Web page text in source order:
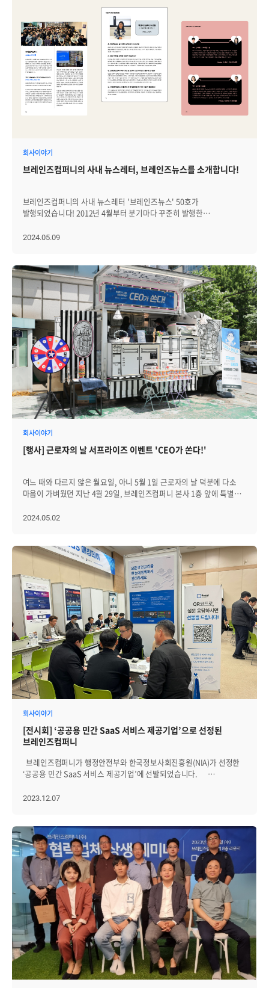
전사적인 투명성을 강화했던 Ford의 사례처럼, 투명한 소통은 결국
함께 성공을 만드는 필수 요소입니다. [2] 명확하고 지속적인 피드백
기업 내에서 명확하고 빠른 피드백은 회사의 성장과 개인의 발전에
중요한 역할을 합니다. 먼저 빠른 피드백은 구성원의 비효율적인 행동을
즉시 보완할 수 있도록 돕습니다. 이는 학습 곡선을 가속화하고,
비효율적인 업무 방식이 고착화되는 것을 방지합니다. 긍정적인
피드백의 경우에는 직원의 자신감을 높이고, 부정적인 피드백은 성장을
위한 동기를 제공합니다. 또한 피드백을 통해 리더와 팀원 간의 소통이
자주 이루어지면 서로의 신뢰를 높이고 관계를 강화할 수 있습니다.
실례로 Adobe는 연간 성과 평가 시스템을 폐지하고, 리더와 팀원이
증가했다고 밝혔습니다. │모든 구성원의 '명확한 목표 의식의 공유'
1962년 미국 대통령 존 F. 케네디가 NASA를 방문했을 때 구내를
돌아다니며 여러 직원들에게 그들이 무슨 일을 하고 있는지를 물었다고
달 탐사를 통해 미국을 우주 경쟁에서 승리하게 하는 일을 하고
있습니다.' 이 청소부의 답변은 NASA의 목표인 '달 탐사'라는 목표에
단적으로 보여줬습니다. 결국 달 탐사에 성공한 NASA 이 이야기에서 볼
만족감과 목적의식을 제공하며, 일상적인 업무가 얼마나 중요한지를
깨닫게 하죠. 이를 실천하기 위한 구체적인 방법과 사례를
살펴보겠습니다. [1] 목표 공유 세션(미팅) 진행 주기적으로 타운홀 미팅
등의 전사 세션을 통해 모든 구성원이 회사의 목표와 방향성을 이해하고,
그들의 일상 업무가 전체 목표에 어떻게 기여하는지를 설명하는 시간이
필요합니다. 주기적인 전사 미팅을 통해 경영진과 직원 간의 직접적인
소통을 강화하고, 회사의 달성해야 할 큰 목표와 각 팀 및 개인의
기여도를 명확하게 공유하는 것이 중요합니다. [2] 성공 스토리의
주기적인 공유 스타벅스는 직원들이 고객 서비스를 통해 어떻게 회사의
비전인 '제3의 장소'를 실현하고 있는지를 매월 공유합니다. 이런 스토리
공유는 다른 직원들에게 영감을 주고, 개인의 노력이 전체적인 회사
비전에 어떻게 기여하는지 명확하게 알게 하죠. 구성원들의 성공 사례를
정기적으로 공유하고, 그들의 성과가 조직의 전체 목표와 어떻게
연결되는지 강조한다면 모든 구성원의 소속감과 능률을 크게 높일 수
있습니다. [3] 개인과 회사 전체의 성과와 목표 연결 Deloitte는 개인의
직원이 자신의 일이 회사의 큰 그림에 어떻게 기여하는지 이해할 수
연결은 직원 개개인의 역할이 큰 목표 달성에 중요하다는 것을 강조하여
동기를 부여하고 참여를 촉진시킵니다. 위의 세 가지 방법뿐 아니라,
지속적으로 활용하는 방법도 명확한 목표의식 공유를 위한 좋은
어떻게 보면 새로울 것이 없는 내용이지만, 실제로 적용하고 꾸준히
적용하는 것에는 적지 않은 노력이 필요한 것이 사실입니다. 하지만
꾸준히 함께 성과를 만들기 위한 필수 요소이기에, '천 리 길도 한
걸음부터'라는 오랜 속담을 떠올리며, 오늘부터 하나씩 적용해 보는
것은 어떨까요?
틈틈이 어깨너머로 익혀둔 스킬들을 기반으로 회사 생활을 하지만,
가끔씩은 '이런 질문까지 해도 될까?' 혹은 '내가 지금 어떻게 말하고
행동하는 게 맞을까?'하는 생각이 들기도 하는데요. 이러한 고민들을
해결하고, 조금 더 수월한 직장 생활을 만들기 위한 '비즈니스 매너
세미나'가 지난 4월 8일 진행되었습니다. 한국 CS 경영연구소의 도영태
이사님을 초청하여 진행된 이번 세미나에서 나온 내용 중, '꼭 알아야 할
비즈니스 매너와 에티켓 세 가지'를 함께 알아보겠습니다. 효과적인
의사소통을 위한 방법, BMW?! 꼭 알아야 할 비즈니스 에티켓 첫 번째
직장 내 동료들과 소통할 때에는 꼭 지켜져야 할 기본 언어 예절이
무엇보다 중요한 비즈니스 요소입니다. 따라서 효과적인 의사소통을
소통 방법을 체크해 보고 실행 보는 것이 중요합니다. 이날 세미나에서는
진행했는데요. 짧은 시간이었지만 이 과정을 통해 서로 존중하는 대화의
기본인 상대방을 공감하는 것이며, 이를 바탕으로 소통하는 것이 얼마나
중요한지 체감할 수 있었던 의미 있는 시간이었습니다. 보고서에 꼭
직장에서의 '문서 작성'은 원활한 의사소통만큼이나 중요하고 필수적인
직장 생활의 처음과 끝이라고도 할 수 있죠. 물론 문서 작성이 그 사람의
모든 능력을 평가하는 유일한 요소는 아니지만, 직장 내에서 좋은 평가를
받고 성과를 만드는 중요한 요소인 것은 확실합니다. 그렇다면 보고서에
담겨야 할 핵심 키워드는 무엇일까요? 기본적으로 총 5가지 핵심적인
키워드가 들어가야 하는데요. 이 중에서도 '결론(핵심), 근거(논리적
장치), 어떻게(방향성)' 이 3가지 필수 요소는 꼭 들어가야 합니다. 첫
단계에서 전체 내용을 요약하면서도 핵심적인 메시지를 명확하고
간결하게 전달해야 하며, 이를 보완하기 위해서는 신뢰할 수 있는
데이터와 통계/사례연구/전문가 의견 등을 포함시켜야 하죠. 또한
제안된 결론을 실제로 구현하기 위한 구체적인 계획을 설명할 수 있어야
합니다. 이메일 잘 쓰는 7가지 수칙! 꼭 알아야 할 비즈니스 에티켓 세
번째 이메일은 업무를 진행하는 데 있어 매우 중요한 커뮤니케이션 툴 중
하나입니다. 출근하자마자 '메일함 확인'으로 업무를 시작하는
직장인분들이 많으실 거라 생각합니다. 내가 작성한 보고서를 첨부하여
그리고 다른 회사 직원들과 소통할 때 등 정말 다양한 상황에서 메일이
사용되는데요. 이렇게 직장인들의 귀와 입이 되어주는 업무 메일을 잘
쓰는 방법을 7가지로 나눠볼 수 있습니다. 특히 4번에 '제목 부분은
쓰지 않은 것이 중요합니다. 예를 들어 '안녕하세요. 영업팀
홍길동입니다'라는 제목은 지양해야 하죠. 이 외에도 리스트에 있는
기본적인 커뮤니케이션 방법부터 보고서와 이메일 작성 방법, 그리고 그
시간이었습니다. '동료와 함께 협력하여 성과를 만드는 것'이 더욱
중요해지는 가운데, 기본 비즈니스 매너를 갖추도록 노력하면서 아래의
질문을 끊임없이 스스로 해보는 것도 중요하다고 생각합니다. 지금 나는
함께 일하고 싶은 좋은 동료인가? [ 붙임 ] 브레인즈컴퍼니는 교육비/
자격증 취득 지원, 외부 강사 초빙 강연, 사내 도서관, 세미나 진행 등
직원들의 역량을 높이기 위한 다양한 지원을 하고 있습니다. 또한 전
직원 해외연수, 해외 연수단 파견, 인센티브 제도 등 다양한 제도를
운용하며 함께 성장하고 보람을 느낄 수 있도록 노력하고 있습니다.
회사이야기
브레인즈컴퍼니의 사내 뉴스레터, 브레인즈뉴스를 소개합니다!
브레인즈컴퍼니의 사내 뉴스레터 '브레인즈뉴스' 50호가
발행되었습니다! 2012년 4월부터 분기마다 꾸준히 발행한
아니라 브레인즈컴퍼니 구성원들 서로 알아가고 소통하자는 취지로
이번 브레인즈뉴스의 가장 메인 콘텐츠부터 살펴보겠습니다. BRAINZ
LENS 이번 호에는 브레인저가 어떻게 일하는지 구체적으로 들여다볼 수
있는 '브레인즈렌즈'라는 새로운 코너를 준비했어요. 이번에 첫 번째
주인공은 전략사업본부에 프리세일즈팀이었는데요. 프리세일즈
구성원분들은 어떻게 일하고 있는지, 한 고객사의 최초 인입부터
설치까지의 과정을 생생히 소개했습니다. RELAY 숏터뷰
브레인즈뉴스는 매호 릴레이식으로 'RELAY 숏터뷰'를 진행하고
있습니다. 릴레이 숏터뷰는 브레인저가 애정 하는 아이템뿐만 아니라
좋아하는 관심사, 취미, 자기 계발 등! 다양한 이야기를 통해
'브레인저'분들을 더 폭넓게 알아 갈 수 있는 코너입니다. 이번 50호에는
인프라웹팀의 6인 6색의 매력을 확인할 수 있었습니다! 목적 있는 수다
각 분야 전문가가 소개하는 보고, 읽고, 듣고, 맛보고, 가보면 좋을
다양한 정보들을 소개하는 '목적있는 수다' 코너도 새롭게
준비했습니다. 브레인저의 퇴근 후와 주말이 더욱 풍성해질 수 있을 것
같아요! 이 밖에도 브레인즈뉴스에는 다양한 콘텐츠들이 있습니다. 매
알아가는 '뉴-브레인저' 인터뷰, 브레인저에게 감사한 마음을 전하는
있는 '보이서 오브 더브레인즈' 등! 구성원 모두가 조금이라도 더
가까워질 수 있는 콘텐츠를 만들기 위해 최선을 다하고 있습니다.
브레인즈뉴스는 내부 온라인 커뮤니티와 전체 메일에서 확인할 수도
확인할 수 있습니다. 아무리 뛰어난 지성이나 전략을 가지고 있어도 혼자
공동 창립자) 브레인즈뉴스를 통해 활발하게 소통하여 최고의 팀워크를
만들고, 그 팀워크를 바탕으로 최고의 가치를 만들어내는
브레인즈컴퍼니가 되겠습니다.
2024.05.09
회사이야기
[행사] 근로자의 날 서프라이즈 이벤트 'CEO가 쏜다!'
여느 때와 다르지 않은 월요일, 아니 5월 1일 근로자의 날 덕분에 다소
마음이 가벼웠던 지난 4월 29일, 브레인즈컴퍼니 본사 1층 앞에 특별한
1층 앞에 등장한 차량은 예쁜 외관을 갖춘 커피차였습니다! 브레인즈
준비된 게 아니었습니다. 아메리카노, 카페라떼, 바닐라라떼 등의
커피류부터 리버레몬에이드, 핑크 리치 에이드, 샤인 머스캣 에이드,
뱅쇼 에이드와 같은 에이드류와 티! 그리고... 달콤하고 신선한 다양한
과일이 담긴 과일 컵까지 준비되어 있었습니다! '브레인즈 그룹 모두
모여라!'라는 팻말처럼, 커피차 이벤트 앞에 구성원분들이 삼삼오오
모이기 시작했는데요. 어떤 메뉴를 고를지 화기애애한 웃음과 목소리가
끊이질 않았습니다. "갑자기 1층에 커피차가 있어서 깜짝 놀랐어요.
선근 님이 앞치마 하면서 서빙해 주셨던 모습도 인상적이었습니다
(웃음). 특히 음료에 붙어있던 '여러분이 있어 정말 든든합니다'라는
문장에 감동받았어요!" "1층에 커피차가 있어서, 근처에 무슨 행사하나
보다 했는데 저희를 위한 선물이었다니. 정말 감동했습니다. 촬영해서
친구들에게 보여주기도 했어요. 다들 깜찍하다고 하더라고요(웃음).
이렇게 소소한 이벤트를 열어주신 선근 님께 감사의 말씀 전합니다!"
등의 반응들로 감동과 즐거움을 엿볼 수 있던 시간이기도 했습니다. 또한
이날 선근 님께서는 브레인즈 구성원분들을 위해 손수 서빙과 더불어,
이벤트는 단순히 음료와 간식만 준비된 것이 아니었는데요. │두근두근
'꽝 없는' 룰렛 이벤트! 바로 커피차와 함께 선근 님께서 준비한 '꽝 없는
룰렛 이벤트!'가 기다리고 있었습니다. 1등(5만 원 상품권)을 비롯해서
별다방 상품권, 츄파춥스 등이 선물로 준비되어 있었는데요. 모든
브레인즈 구성원분들에게 공평하게 룰렛을 돌릴 수 있는 기회가
시간이 이어졌는데요. 룰렛 이벤트를 통해 여기저기서 터져 나오는
소리까지 다양한 감정이 섞여있던 재미있는 시간이었습니다. "색다른
이벤트로 오랜만에 리프레시도 되고, 타팀들과 함께 룰렛 돌리기를
하면서 서로 얼굴 마주하고 인사도 가질 수 있는 시간이라 더 좋았어요.
이런 소확행 이벤트 덕분에 월요일 하루가 너무 즐거웠어요!" 라는
훈훈한 반응도 이끌어낼 수 있었습니다. 그렇다면 대망의 5만 원
상품권을 차지한 분은 두구-두구-두구! 누구일까요? 바로 인프라코어팀
성현진님이었습니다. 축하드립니다! 1등이 생각보다 빠르게 나오는
바람에, 선근 님께서는 '현금으로 쏜다!' 추가 이벤트를 진행해
주셨는데요. 무려 네 분을 더 추가로 선정했습니다! "근로자의 날을 미리
축하하는 이벤트를 통해 시원하고 맛있는 음료도 먹고, 예상치 못한
1등이란 이득까지 생겨 기분 좋게 일할 수 있었습니다. 오늘 정말 기억에
남는 하루가 될 것 같아요. 재밌는 이벤트를 열어주셔서 감사드립니다!"
"행여나 5만 원 권 상품권이 없을까 봐 점심을 먹고 바로 달려왔는데,
보람이 있었네요! 좋은 이벤트에 5만 원 상품권까지! 오늘 커피차 이벤트
2024.05.02
회사이야기
[전시회] ‘공공용 민간 SaaS 서비스 제공기업’으로 선정된
브레인즈컴퍼니
브레인즈컴퍼니가 행정안전부와 한국정보사회진흥원(NIA)가 선정한
‘공공용 민간 SaaS 서비스 제공기업’에 선발되었습니다.
공공용 민간 SaaS 시범 이용 사업이란, 중앙정부·지자체·공공기관이
사업입니다. 쉽게 요약한다면, 업무상 필요한 모든 서비스를 이제 SaaS
형태로 이용한다는 의미입니다! ‘디지털 플랫폼 정부’ 혁신활동의
일환인 이번 사업을 위해, 행정안전부와 NIA는 엄격한 심사를 거쳐서
제공기업을 선정했는데요. 서비스 제공기업 주요 심사기준
▪CSAP(클라우드 보안인증) 획득 여부 ▪높은 등급의 기업신용평가 등급 ▪
행정·공공 기관이 이용 가능한 SaaS 서비스 보유 여부 등
브레인즈컴퍼니는 위에 있는 내용을 중심으로 심사를 거쳐
네이버클라우드, 더존비즈온, 가비아 등과 함께 서비스 제공기업으로
선정되었습니다? 공공용 민간 SaaS 매칭데이 진행 서비스
제공기업 선정 이후에 사업 활성화를 위해, 지난 24일 부산 벡스코에서
‘2023 대한민국 정부 박람회의 부대행사’로 「매칭데이」가
진행되었는데요. 현재 정부가 디지털 플랫폼 정부를 표방하는 만큼
박람회의 열기는 뜨거웠습니다! 매칭데이는 총 2부로 진행되었는데요.
1부는 SaaS 활용 촉진 사업 안내와 기업별 SaaS 소개, 2부에서는 ‘맞춤
2023.12.07